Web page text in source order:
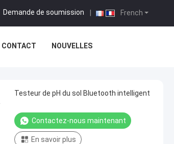
French
Demande de soumission
CONTACT NOUVELLES
Testeur de pH du sol Bluetooth intelligent
Contactez-nous maintenant
En savoir plus